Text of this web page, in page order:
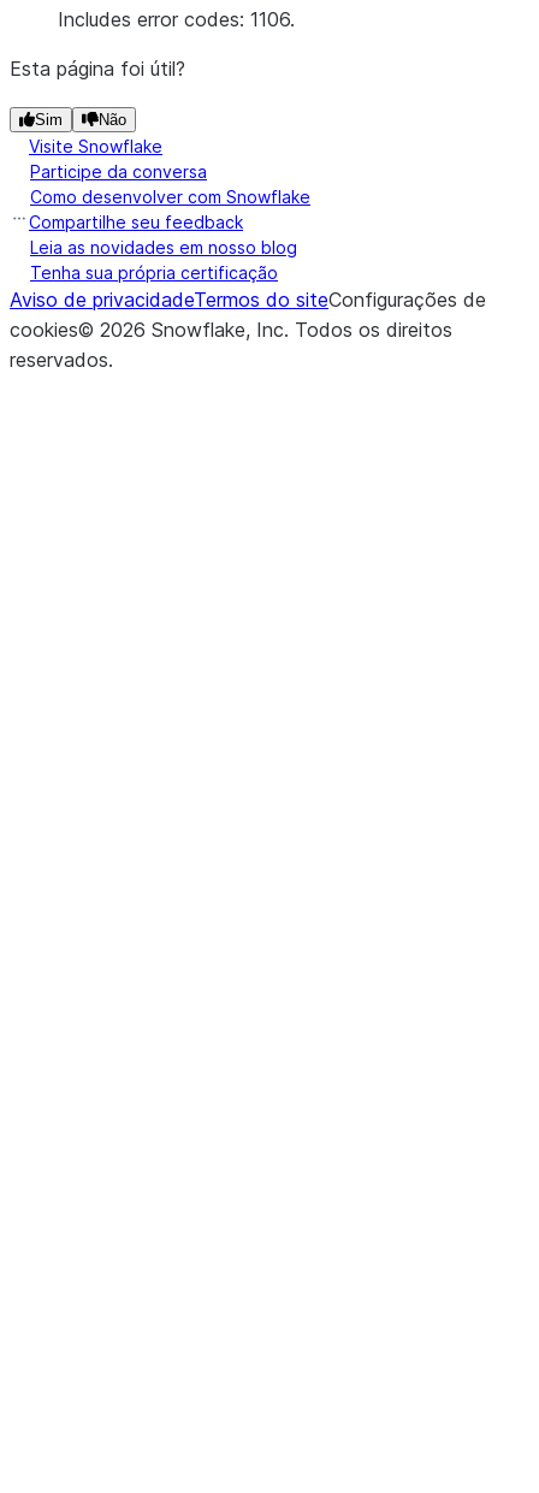
Includes error codes: 1106.
Esta página foi útil?
Sim Não
Visite Snowflake
Participe da conversa
Como desenvolver com Snowflake
Compartilhe seu feedback
Leia as novidades em nosso blog
Tenha sua própria certificação
Aviso de privacidadeTermos do siteConfigurações de
cookies© 2026 Snowflake, Inc. Todos os direitos
reservados.